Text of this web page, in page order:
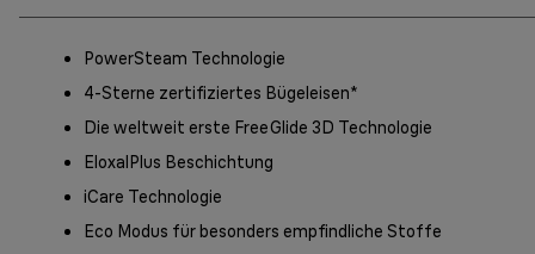
PowerSteam Technologie
4-Sterne zertifiziertes Bügeleisen*
Die weltweit erste FreeGlide 3D Technologie
EloxalPlus Beschichtung
iCare Technologie
Eco Modus für besonders empfindliche Stoffe